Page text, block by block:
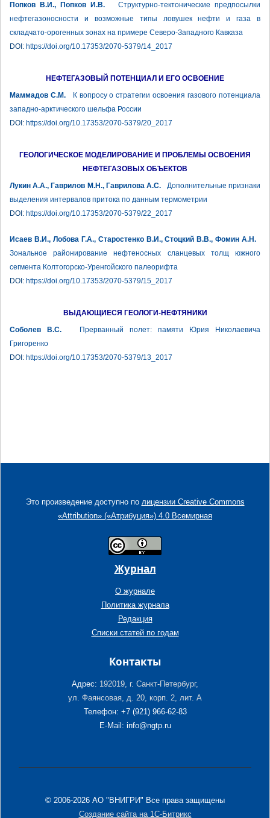
Попков В.И., Попков И.В. Структурно-тектонические предпосылки
нефтегазоносности и возможные типы ловушек нефти и газа в
складчато-орогенных зонах на примере Северо-Западного Кавказа
DOI: https://doi.org/10.17353/2070-5379/14_2017
НЕФТЕГАЗОВЫЙ ПОТЕНЦИАЛ И ЕГО ОСВОЕНИЕ
Маммадов C.M.К вопросу о стратегии освоения газового потенциала
западно-арктического шельфа России
DOI: https://doi.org/10.17353/2070-5379/20_2017
ГЕОЛОГИЧЕСКОЕ МОДЕЛИРОВАНИЕ И ПРОБЛЕМЫ ОСВОЕНИЯ
НЕФТЕГАЗОВЫХ ОБЪЕКТОВ
Лукин А.А., Гаврилов М.Н., Гаврилова А.С. Дополнительные признаки
выделения интервалов притока по данным термометрии
DOI: https://doi.org/10.17353/2070-5379/22_2017
Исаев В.И., Лобова Г.А., Старостенко В.И., Стоцкий В.В., Фомин А.Н.
Зональное районирование нефтеносных сланцевых толщ южного
сегмента Колтогорско-Уренгойского палеорифта
DOI: https://doi.org/10.17353/2070-5379/15_2017
ВЫДАЮЩИЕСЯ ГЕОЛОГИ-НЕФТЯНИКИ
Соболев В.С. Прерванный полет: памяти Юрия Николаевича
Григоренко
DOI: https://doi.org/10.17353/2070-5379/13_2017
Это произведение доступно по лицензии Creative Commons
«Attribution» («Атрибуция») 4.0 Всемирная
Журнал
О журнале
Политика журнала
Редакция
Списки статей по годам
Контакты
Адрес: 192019, г. Санкт-Петербург,
ул. Фаянсовая, д. 20, корп. 2, лит. А
Телефон: +7 (921) 966-62-83
E-Mail: info@ngtp.ru
© 2006-2026 АО "ВНИГРИ" Все права защищены
Создание сайта на 1С-Битрикс